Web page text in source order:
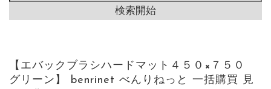
【エバックブラシハードマット４５０×７５０
グリーン】 benrinet べんりねっと 一括購買 見